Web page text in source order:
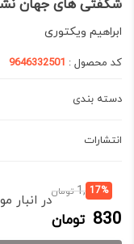
شگفتی های جهان نشر
ابراهیم ویکتوری
کد محصول : 9646332501
دسته بندی
انتشارات
17%
1,000 تومانقیمت
اصلی:
830 تومان
قیمت
فعلی:
830 تومان.
در انبار